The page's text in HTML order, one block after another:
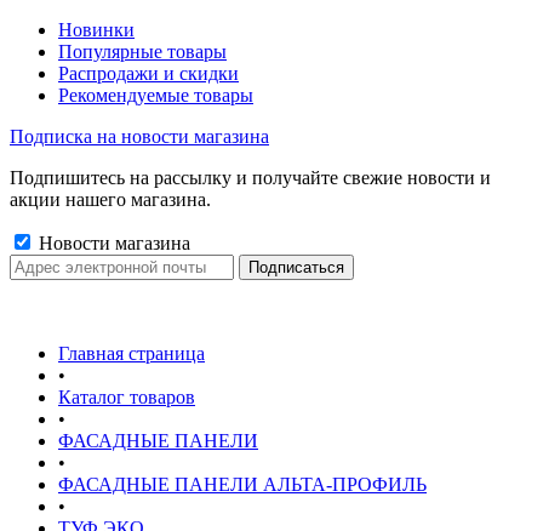
Новинки
Популярные товары
Распродажи и скидки
Рекомендуемые товары
Подписка на новости магазина
Подпишитесь на рассылку и получайте свежие новости и
акции нашего магазина.
Новости магазина
Главная страница
•
Каталог товаров
•
ФАСАДНЫЕ ПАНЕЛИ
•
ФАСАДНЫЕ ПАНЕЛИ АЛЬТА-ПРОФИЛЬ
•